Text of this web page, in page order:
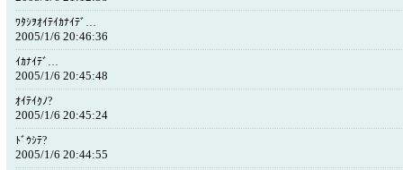
ﾜﾀｼｦｵｲﾃｲｶﾅｲﾃﾞ…
2005/1/6 20:46:36
ｲｶﾅｲﾃﾞ…
2005/1/6 20:45:48
ｵｲﾃｲｸﾉ?
2005/1/6 20:45:24
ﾄﾞｳｼﾃ?
2005/1/6 20:44:55